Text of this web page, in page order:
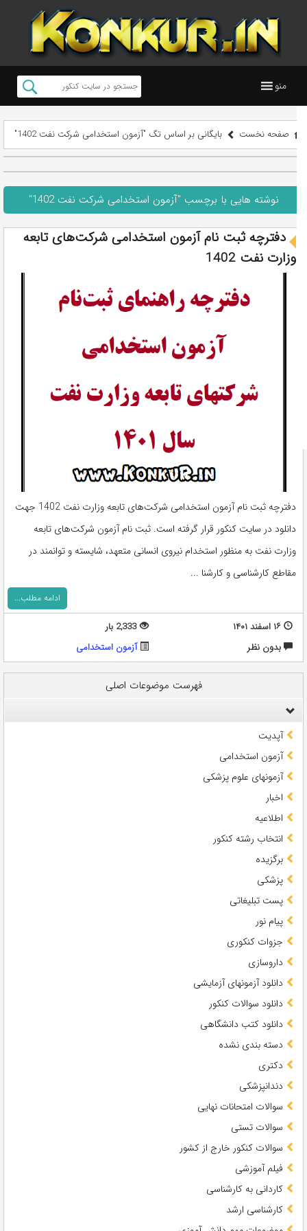
منو
صفحه نخست بایگانی بر اساس تگ "آزمون استخدامی شرکت نفت 1402"
نوشته هایی با برچسب "آزمون استخدامی شرکت نفت 1402"
دفترچه ثبت نام آزمون استخدامی شرکت‌های تابعه
وزارت نفت 1402
دفترچه ثبت نام آزمون استخدامی شرکت‌های تابعه وزارت نفت 1402 جهت
دانلود در سایت کنکور قرار گرفته است. ثبت نام آزمون شرکت‌های تابعه
وزارت نفت به منظور استخدام نیروی انسانی متعهد، شایسته و توانمند در
مقاطع کارشناسی و کارشنا ...
ادامه مطلب...
۱۶ اسفند ۱۴۰۱
2,333 بار
بدون نظر
آزمون استخدامی
فهرست موضوعات اصلی
آپدیت
آزمون استخدامی
آزمونهای علوم پزشکی
اخبار
اطلاعیه
انتخاب رشته کنکور
برگزیده
پزشکی
پست تبلیغاتی
پیام نور
جزوات کنکوری
داروسازی
دانلود آزمونهای آزمایشی
دانلود سوالات کنکور
دانلود کتب دانشگاهی
دسته بندی نشده
دکتری
دندانپزشکی
سوالات امتحانات نهایی
سوالات تستی
سوالات کنکور خارج از کشور
فیلم آموزشی
کاردانی به کارشناسی
کارشناسی ارشد